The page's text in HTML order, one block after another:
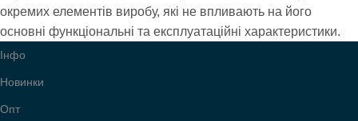
УСІ МОДЕЛІ 5115 УСІ МОДЕЛІ 5115
окремих елементів виробу, які не впливають на його
основні функціональні та експлуатаційні характеристики.
Інфо
Новинки
Опт